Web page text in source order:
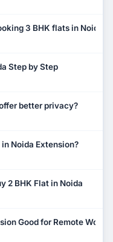
3 BHK flats in Noida?
Step by Step
better privacy?
Noida Extension?
2 BHK Flat in Noida
Good for Remote Work?